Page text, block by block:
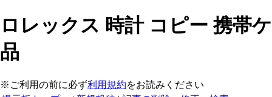
ロレックス 時計 コピー 携帯
品
※ご利用の前に必ず利用規約をお読みください